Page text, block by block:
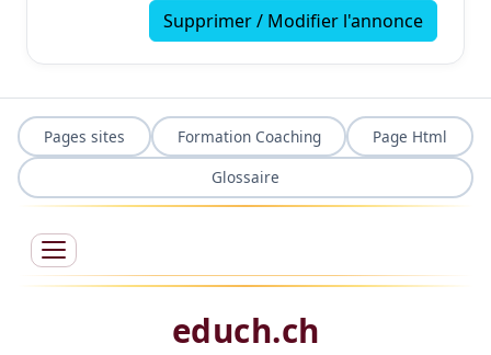
Supprimer / Modifier l'annonce
Pages sites Formation Coaching
Page Html
Glossaire
educh.ch